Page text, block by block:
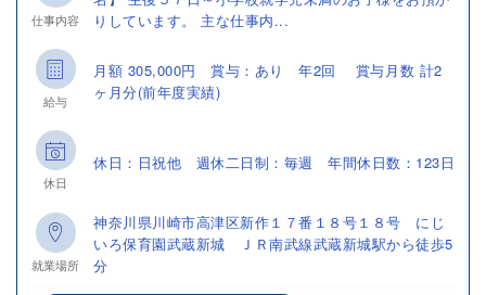
仕事内容
りしています。 主な仕事内...
給与
月額 305,000円 賞与：あり 年2回 賞与月数 計2
ヶ月分(前年度実績)
休日
休日：日祝他 週休二日制：毎週 年間休日数：123日
就業場所
神奈川県川崎市高津区新作１７番１８号１８号 にじ
いろ保育園武蔵新城 ＪＲ南武線武蔵新城駅から徒歩5
分